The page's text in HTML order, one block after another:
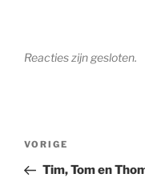
Reacties zijn gesloten.
Berichtnavigatie
Vorig
bericht
VORIGE
Tim, Tom en